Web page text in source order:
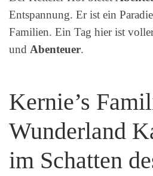
Entspannung. Er ist ein
Familien. Ein Tag hier ist
und Abenteuer.
Kernie’s
Wunderland
im Schatten